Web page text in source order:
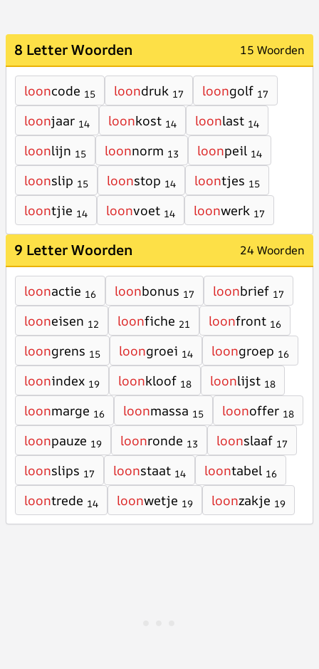
8 Letter Woorden 15 Woorden
looncode 15 loondruk 17 loongolf 17
loonjaar 14 loonkost 14 loonlast 14
loonlijn 15 loonnorm 13 loonpeil 14
loonslip 15 loonstop 14 loontjes 15
loontjie 14 loonvoet 14 loonwerk 17
9 Letter Woorden 24 Woorden
loonactie 16 loonbonus 17 loonbrief 17
looneisen 12 loonfiche 21 loonfront 16
loongrens 15 loongroei 14 loongroep 16
loonindex 19 loonkloof 18 loonlijst 18
loonmarge 16 loonmassa 15 loonoffer 18
loonpauze 19 loonronde 13 loonslaaf 17
loonslips 17 loonstaat 14 loontabel 16
loontrede 14 loonwetje 19 loonzakje 19